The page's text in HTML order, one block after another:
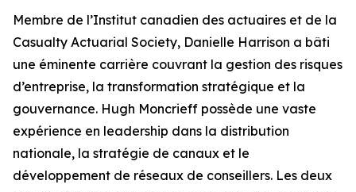
Membre de l’Institut canadien des actuaires et de la
Casualty Actuarial Society, Danielle Harrison a bâti
une éminente carrière couvrant la gestion des risques
d’entreprise, la transformation stratégique et la
gouvernance. Hugh Moncrieff possède une vaste
expérience en leadership dans la distribution
nationale, la stratégie de canaux et le
développement de réseaux de conseillers. Les deux